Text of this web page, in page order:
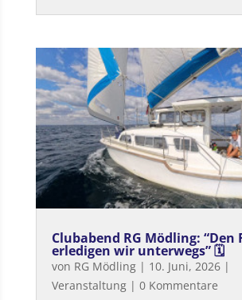
Clubabend RG Mödling: “Den
erledigen wir unterwegs” 🗓
von RG Mödling| 10. Juni, 2026|
Veranstaltung| 0 Kommentare